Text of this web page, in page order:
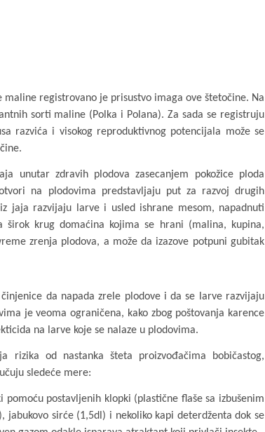
maline registrovano je prisustvo imaga ove štetočine. Na
sorti maline (Polka i Polana). Za sada se registruju
razvića i visokog reproduktivnog potencijala može se
unutar zdravih plodova zasecanjem pokožice ploda
na plodovima predstavljaju put za razvoj drugih
jaja razvijaju larve i usled ishrane mesom, napadnuti
širok krug domaćina kojima se hrani (malina, kupina,
zrenja plodova, a može da izazove potpuni gubitak
da napada zrele plodove i da se larve razvijaju
je veoma ograničena, kako zbog poštovanja karence
na larve koje se nalaze u plodovima.
rizika od nastanka šteta proizvođačima bobičastog,
sledeće mere:
postavljenih klopki (plastične flaše sa izbušenim
jabukovo sirće (1,5dl) i nekoliko kapi deterdženta dok se